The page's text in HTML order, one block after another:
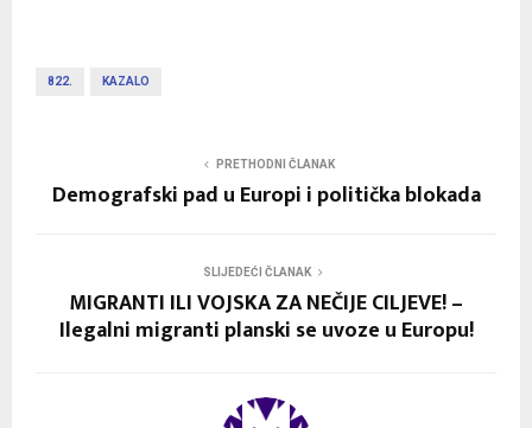
822. KAZALO
PRETHODNI ČLANAK
Demografski pad u Europi i politička blokada
SLIJEDEĆI ČLANAK
MIGRANTI ILI VOJSKA ZA NEČIJE CILJEVE! –
Ilegalni migranti planski se uvoze u Europu!